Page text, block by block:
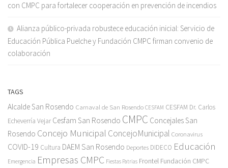
con CMPC para fortalecer cooperación en prevención de incendios
Alianza público-privada robustece educación inicial: Servicio de
Educación Pública Puelche y Fundación CMPC firman convenio de
colaboración
TAGS
Alcalde San Rosendo Carnaval de San Rosendo CESFAM CESFAM Dr. Carlos
Echeverría Vejar Cesfam San Rosendo CMPC Concejales San
Rosendo Concejo Municipal ConcejoMunicipal Coronavirus
COVID-19 Cultura DAEM San Rosendo Deportes DIDECO Educación
Emergencia Empresas CMPC Fiestas Patrias Frontel Fundación CMPC